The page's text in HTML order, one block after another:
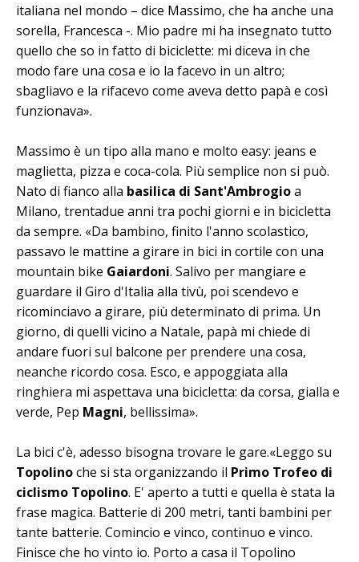
italiana nel mondo – dice Massimo, che ha anche una
sorella, Francesca -. Mio padre mi ha insegnato tutto
quello che so in fatto di biciclette: mi diceva in che
modo fare una cosa e io la facevo in un altro;
sbagliavo e la rifacevo come aveva detto papà e così
funzionava».
Massimo è un tipo alla mano e molto easy: jeans e
maglietta, pizza e coca-cola. Più semplice non si può.
Nato di fianco alla basilica di Sant'Ambrogioa
Milano, trentadue anni tra pochi giorni e in bicicletta
da sempre. «Da bambino, finito l'anno scolastico,
passavo le mattine a girare in bici in cortile con una
mountain bike Gaiardoni. Salivo per mangiare e
guardare il Giro d'Italia alla tivù, poi scendevo e
ricominciavo a girare, più determinato di prima. Un
giorno, di quelli vicino a Natale, papà mi chiede di
andare fuori sul balcone per prendere una cosa,
neanche ricordo cosa. Esco, e appoggiata alla
ringhiera mi aspettava una bicicletta: da corsa, gialla e
verde, Pep Magni, bellissima».
La bici c'è, adesso bisogna trovare le gare.«Leggo su
Topolinoche si sta organizzando il Primo Trofeo di
ciclismo Topolino. E' aperto a tutti e quella è stata la
frase magica. Batterie di 200 metri, tanti bambini per
tante batterie. Comincio e vinco, continuo e vinco.
Finisce che ho vinto io. Porto a casa il Topolino